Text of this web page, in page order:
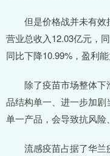
但是价格战并未有效
营业总收入12.03亿元，
同比下降10.99%，盈利能
除了疫苗市场整体下
品结构单一、进一步加
单一产品，会导致抗风险
流感疫苗占据了华兰